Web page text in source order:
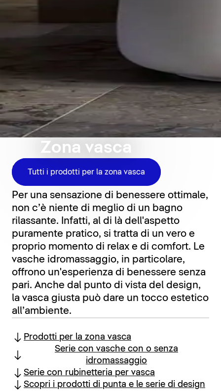
Zona vasca
Tutti i prodotti per la zona vasca
Relax per tutti i giorni
Per una sensazione di benessere ottimale,
non c’è niente di meglio di un bagno
rilassante. Infatti, al di là dell'aspetto
puramente pratico, si tratta di un vero e
proprio momento di relax e di comfort. Le
vasche idromassaggio, in particolare,
offrono un'esperienza di benessere senza
pari. Anche dal punto di vista del design,
la vasca giusta può dare un tocco estetico
all’ambiente.
Prodotti per la zona vasca
Serie con vasche con o senza
idromassaggio
Serie con rubinetteria per vasca
Scopri i prodotti di punta e le serie di design